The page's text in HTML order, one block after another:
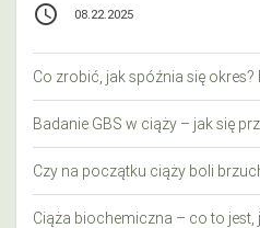
access_time 08.22.2025